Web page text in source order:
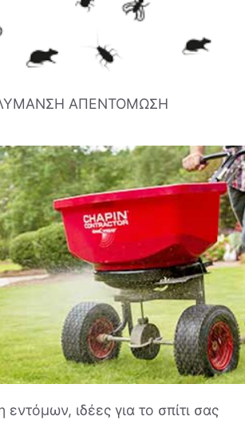
ΑΠΕΝΤΟΜΩΣΗ
εντόμων, ιδέες για το σπίτι σας